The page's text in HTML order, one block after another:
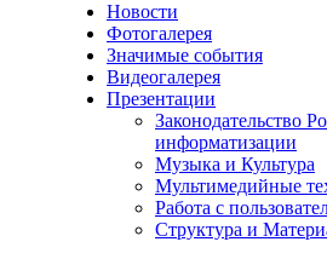
Новости
Фотогалерея
Значимые события
Видеогалерея
Презентации
Законодательство
информатизации
Музыка и Культура
Мультимедийные
Работа с
Структура и